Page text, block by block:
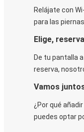
Relájate con
para las
Elige,
De tu pantalla
reserva,
Vamos
¿Por qué
puedes optar